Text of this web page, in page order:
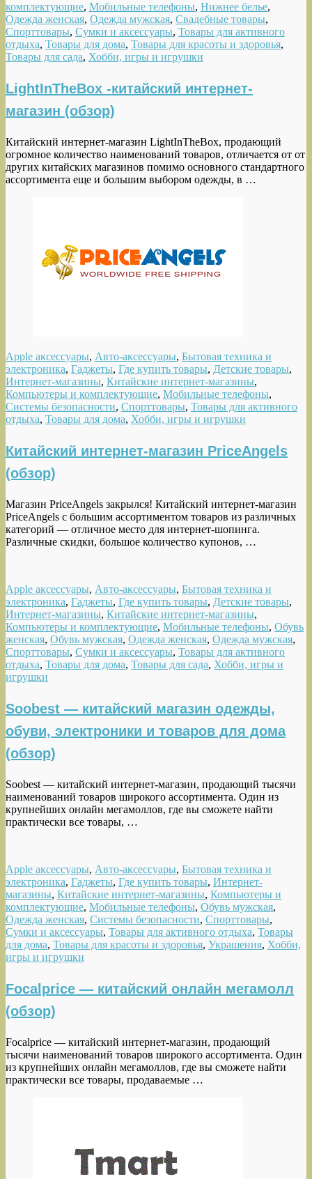
комплектующие, Мобильные телефоны, Нижнее белье,
Одежда женская, Одежда мужская, Свадебные товары,
Спорттовары, Сумки и аксессуары, Товары для активного
отдыха, Товары для дома, Товары для красоты и здоровья,
Товары для сада, Хобби, игры и игрушки
LightInTheBox -китайский интернет-
магазин (обзор)
Китайский интернет-магазин LightInTheBox, продающий
огромное количество наименований товаров, отличается от от
других китайских магазинов помимо основного стандартного
ассортимента еще и большим выбором одежды, в …
Apple аксессуары, Авто-аксессуары, Бытовая техника и
электроника, Гаджеты, Где купить товары, Детские товары,
Интернет-магазины, Китайские интернет-магазины,
Компьютеры и комплектующие, Мобильные телефоны,
Системы безопасности, Спорттовары, Товары для активного
отдыха, Товары для дома, Хобби, игры и игрушки
Китайский интернет-магазин PriceAngels
(обзор)
Магазин PriceAngels закрылся! Китайский интернет-магазин
PriceAngels с большим ассортиментом товаров из различных
категорий — отличное место для интернет-шопинга.
Различные скидки, большое количество купонов, …
Apple аксессуары, Авто-аксессуары, Бытовая техника и
электроника, Гаджеты, Где купить товары, Детские товары,
Интернет-магазины, Китайские интернет-магазины,
Компьютеры и комплектующие, Мобильные телефоны, Обувь
женская, Обувь мужская, Одежда женская, Одежда мужская,
Спорттовары, Сумки и аксессуары, Товары для активного
отдыха, Товары для дома, Товары для сада, Хобби, игры и
игрушки
Soobest — китайский магазин одежды,
обуви, электроники и товаров для дома
(обзор)
Soobest — китайский интернет-магазин, продающий тысячи
наименований товаров широкого ассортимента. Один из
крупнейших онлайн мегамоллов, где вы сможете найти
практически все товары, …
Apple аксессуары, Авто-аксессуары, Бытовая техника и
электроника, Гаджеты, Где купить товары, Интернет-
магазины, Китайские интернет-магазины, Компьютеры и
комплектующие, Мобильные телефоны, Обувь мужская,
Одежда женская, Системы безопасности, Спорттовары,
Сумки и аксессуары, Товары для активного отдыха, Товары
для дома, Товары для красоты и здоровья, Украшения, Хобби,
игры и игрушки
Focalprice — китайский онлайн мегамолл
(обзор)
Focalprice — китайский интернет-магазин, продающий
тысячи наименований товаров широкого ассортимента. Один
из крупнейших онлайн мегамоллов, где вы сможете найти
практически все товары, продаваемые …